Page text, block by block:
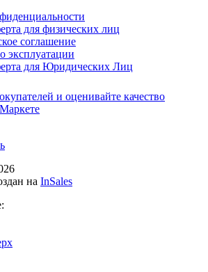
для физических лиц
соглашение
эксплуатации
для Юридических Лиц
на InSales